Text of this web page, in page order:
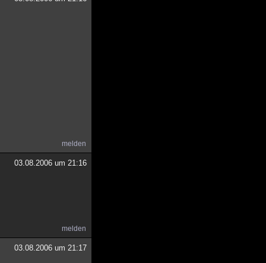
melden
03.08.2006 um 21:16
melden
03.08.2006 um 21:17